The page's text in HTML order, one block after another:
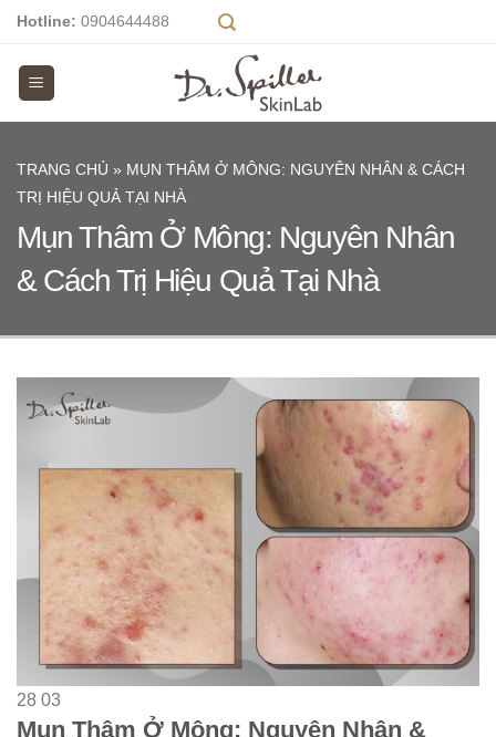
Skip
content
Hotline: 0904644488
TRANG CHỦ » MỤN THÂM Ở MÔNG: NGUYÊN NHÂN & CÁCH
TRỊ HIỆU QUẢ TẠI NHÀ
Mụn Thâm Ở Mông: Nguyên Nhân
& Cách Trị Hiệu Quả Tại Nhà
28 03
Mụn Thâm Ở Mông: Nguyên Nhân &